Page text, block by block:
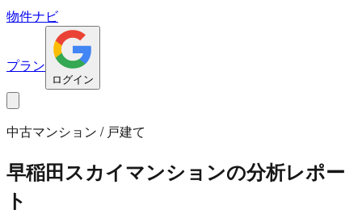
物件ナビ
プラン
ログイン
中古マンション / 戸建て
早稲田スカイマンションの分析レポー
ト